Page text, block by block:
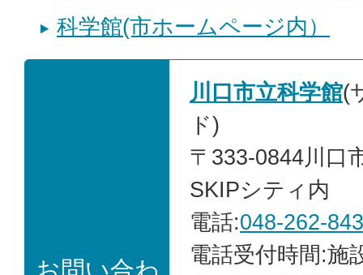
科学館(市ホームページ内）
川口市立科学館(
ド)
〒333-0844川口
SKIPシティ内
電話:048-262-
電話受付時間:施